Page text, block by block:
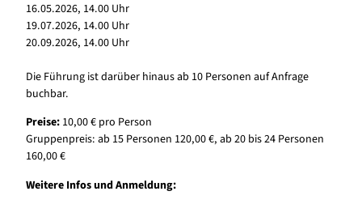
16.05.2026, 14.00 Uhr
19.07.2026, 14.00 Uhr
20.09.2026, 14.00 Uhr
Die Führung ist darüber hinaus ab 10 Personen auf Anfrage
buchbar.
Preise: 10,00 € pro Person
Gruppenpreis: ab 15 Personen 120,00 €, ab 20 bis 24 Personen
160,00 €
Weitere Infos und Anmeldung: